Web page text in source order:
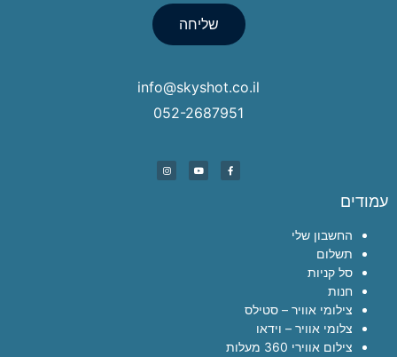
שליחה
info@skyshot.co.il
052-2687951
עמודים
החשבון שלי
תשלום
סל קניות
חנות
צילומי אוויר – סטילס
צלומי אוויר – וידאו
צילום אווירי 360 מעלות